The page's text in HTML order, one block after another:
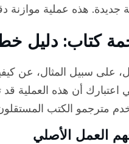
جديدة. هذه عملية موازنة
كتاب: دليل
على سبيل المثال، عن
أن هذه العملية قد
مترجمو الكتب